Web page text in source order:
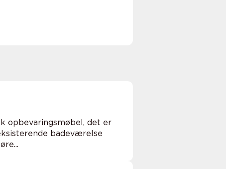
opbevaringsmøbel, det er
badeværelse